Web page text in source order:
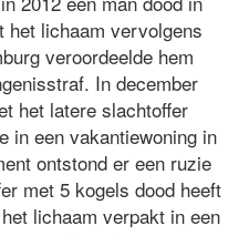
het lichaam vervolgens
veroordeelde hem
In december
het latere slachtoffer
in een vakantiewoning in
ontstond er een ruzie
met 5 kogels dood heeft
lichaam verpakt in een